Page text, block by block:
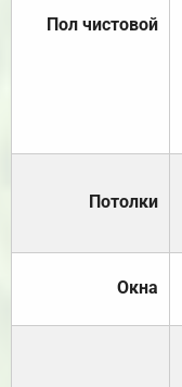
Пол чистовой
Потолки
Окна